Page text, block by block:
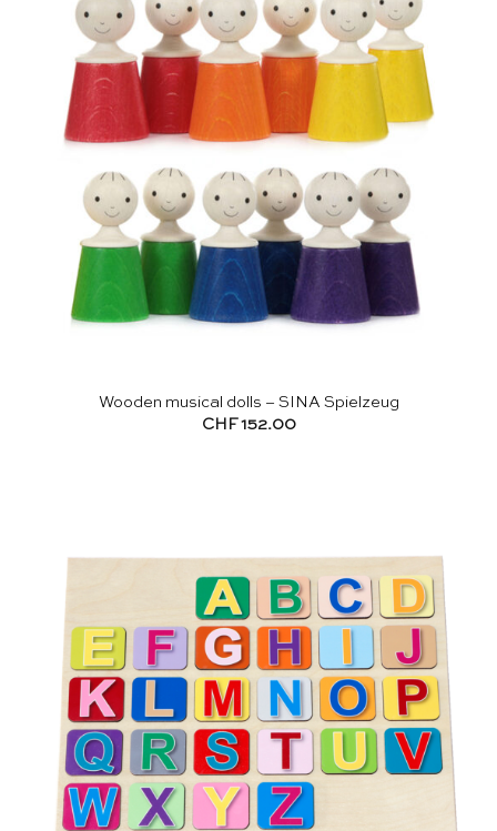
Wooden musical dolls – SINA Spielzeug
CHF152.00